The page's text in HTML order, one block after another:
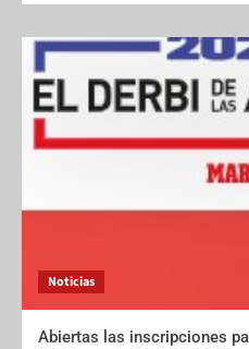
Noticias
Abiertas las inscripciones